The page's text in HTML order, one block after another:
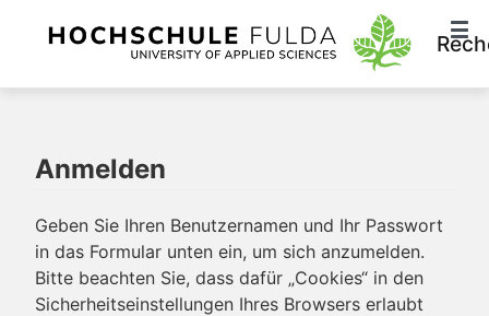
Anmelden
Geben Sie Ihren Benutzernamen und Ihr Passwort
in das Formular unten ein, um sich anzumelden.
Bitte beachten Sie, dass dafür „Cookies“ in den
Sicherheitseinstellungen Ihres Browsers erlaubt